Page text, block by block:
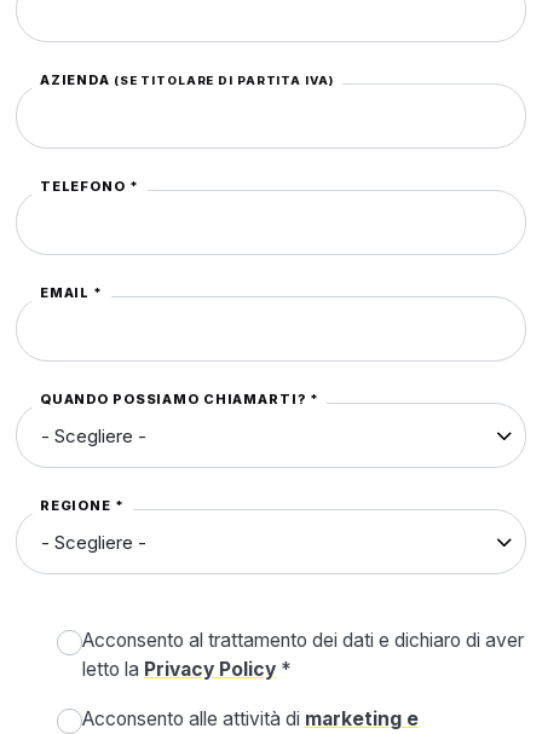
AZIENDA (SE TITOLARE DI PARTITA IVA)
TELEFONO *
EMAIL *
QUANDO POSSIAMO CHIAMARTI? *
REGIONE *
Acconsento al trattamento dei dati e dichiaro di aver
letto la Privacy Policy *
Acconsento alle attività di marketing e